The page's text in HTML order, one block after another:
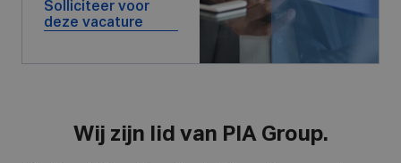
Solliciteer voor
deze vacature
Wij zijn lid van PIA Group.